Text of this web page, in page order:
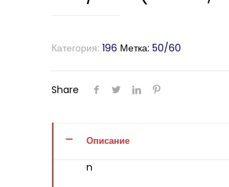
Категория:196 Метка:50/60
Share
Описание
n